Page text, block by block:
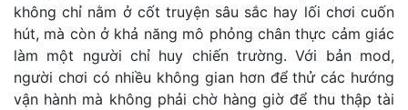
không chỉ nằm ở cốt truyện sâu sắc hay lối chơi cuốn
hút, mà còn ở khả năng mô phỏng chân thực cảm giác
làm một người chỉ huy chiến trường. Với bản mod,
người chơi có nhiều không gian hơn để thử các hướng
vận hành mà không phải chờ hàng giờ để thu thập tài